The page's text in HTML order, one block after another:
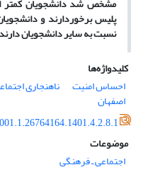
پلیس برخوردارند و
نسبت به سایر دانشجویان
کلیدواژه‌ها
احساس امنیت
ناهنجاری
اصفهان
موضوعات
اجتماعی ـ فرهنگی